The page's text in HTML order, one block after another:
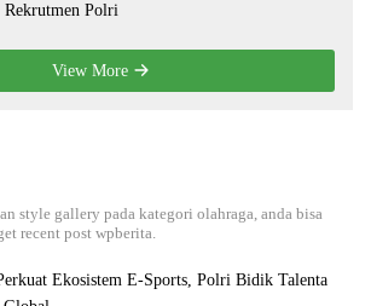
Rekrutmen Polri
View More
style gallery pada kategori olahraga, anda bisa
recent post wpberita.